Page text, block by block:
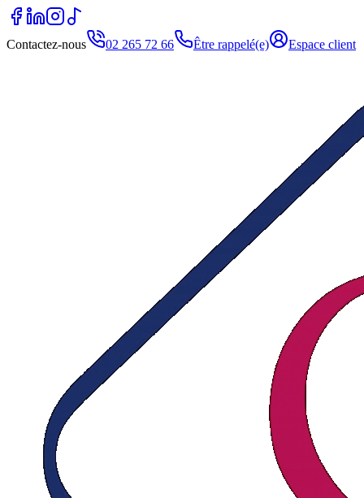
Contactez-nous 02 265 72 66 Être rappelé(e) Espace client